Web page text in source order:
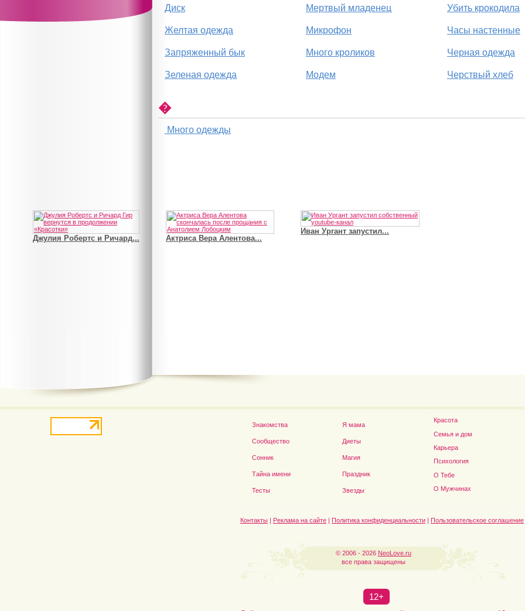
Диск Мертвый младенец Убить крокодила
Желтая одежда Микрофон Часы настенные
Запряженный бык Много кроликов Черная одежда
Зеленая одежда Модем Черствый хлеб
�
Много одежды
Актриса Вера Алентова...
Иван Ургант запустил...
Знакомства
Сообщество
Сонник
Тайна имени
Тесты
Я мама
Диеты
Магия
Праздник
Звезды
Красота
Семья и дом
Карьера
Психология
О Тебе
О Мужчинах
Контакты Реклама на сайте Политика конфиденциальности Пользовательское соглашение
© 2006 - 2026 NeoLove.ru
все права защищены
12+